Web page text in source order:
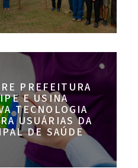
PREFEITURA
E USINA
TECNOLOGIA
USUÁRIAS DA
DE SAÚDE